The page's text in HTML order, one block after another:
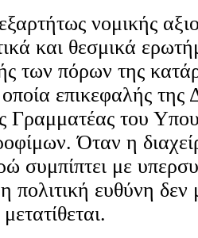
νομικής
και θεσμικά
των πόρων της
οποία επικεφαλής
Γραμματέας του
Όταν η
συμπίπτει με
πολιτική ευθύνη δεν